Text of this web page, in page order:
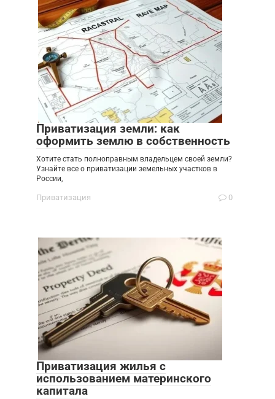
Приватизация земли: как
оформить землю в собственность
Хотите стать полноправным владельцем своей земли?
Узнайте все о приватизации земельных участков в
России,
Приватизация 0
Приватизация жилья с
использованием материнского
капитала